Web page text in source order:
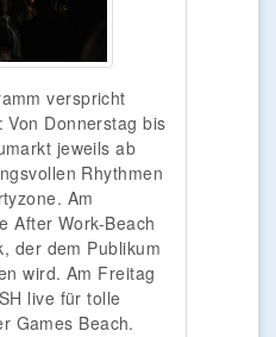
verspricht
Donnerstag bis
jeweils ab
Rhythmen
Am
After Work-Beach
der dem Publikum
wird. Am Freitag
live für tolle
Games Beach.